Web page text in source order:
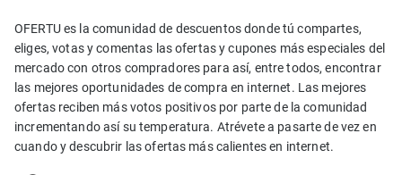
OFERTU es la comunidad de descuentos donde tú compartes,
eliges, votas y comentas las ofertas y cupones más especiales del
mercado con otros compradores para así, entre todos, encontrar
las mejores oportunidades de compra en internet. Las mejores
ofertas reciben más votos positivos por parte de la comunidad
incrementando así su temperatura. Atrévete a pasarte de vez en
cuando y descubrir las ofertas más calientes en internet.